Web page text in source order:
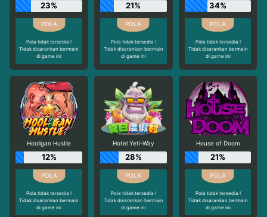
23%
Pola tidak tersedia !
Tidak disarankan bermain
di game ini
21%
Pola tidak tersedia !
Tidak disarankan bermain
di game ini
34%
Pola tidak tersedia !
Tidak disarankan bermain
di game ini
Hooligan Hustle
12%
Pola tidak tersedia !
Tidak disarankan bermain
di game ini
Hotel Yeti-Way
28%
Pola tidak tersedia !
Tidak disarankan bermain
di game ini
House of Doom
21%
Pola tidak tersedia !
Tidak disarankan bermain
di game ini